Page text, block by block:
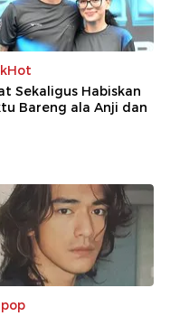
Sekaligus Habiskan
Bareng ala Anji dan